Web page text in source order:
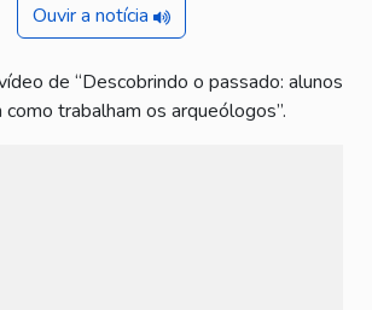
Ouvir a notícia
de “Descobrindo o passado: alunos
trabalham os arqueólogos”.